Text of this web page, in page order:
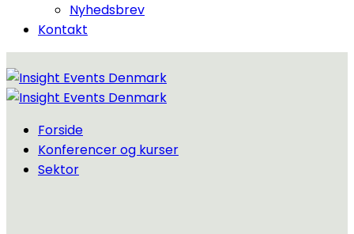
Nyhedsbrev
Kontakt
Forside
Konferencer og kurser
Sektor